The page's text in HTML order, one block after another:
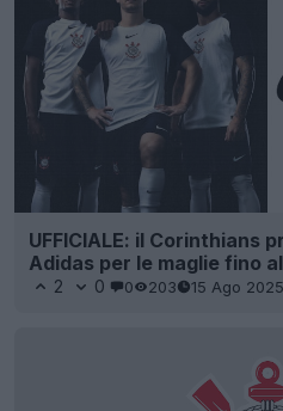
UFFICIALE: il Corinthians
Adidas per le maglie fino
2 0 0 203 15 Ago 2025